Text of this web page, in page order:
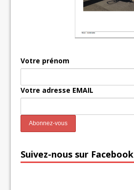
Votre prénom
Votre adresse EMAIL
Suivez-nous sur Facebook